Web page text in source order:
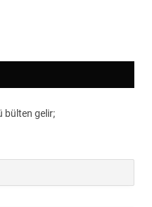
bülten gelir;